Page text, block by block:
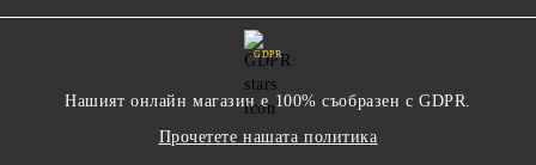
GDPR
Нашият онлайн магазин е 100% съобразен с GDPR.
Прочетете нашата политика